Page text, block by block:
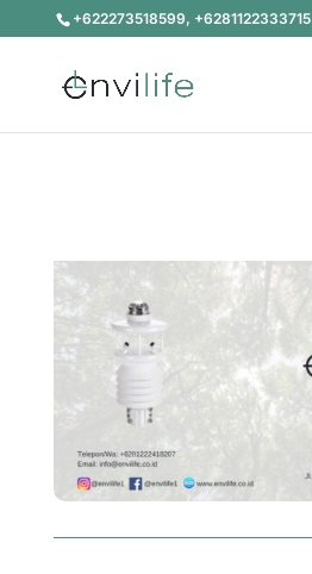
+622273518599, +6281122333715